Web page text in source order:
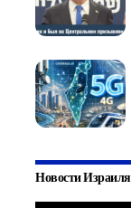
Новости